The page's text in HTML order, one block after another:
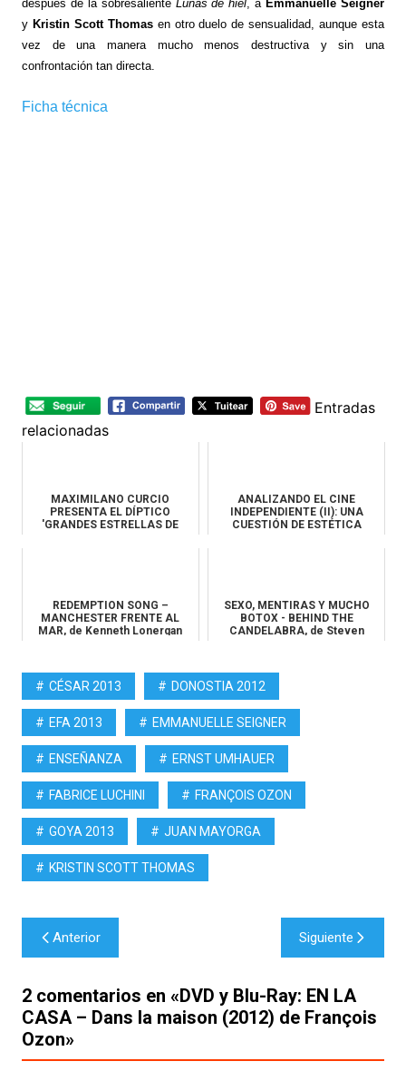
después de la sobresaliente Lunas de hiel , a Emmanuelle Seigner
y Kristin Scott Thomasen otro duelo de sensualidad, aunque esta
vez de una manera mucho menos destructiva y sin una
confrontación tan directa.
Ficha técnica
Entradas
relacionadas
MAXIMILANO CURCIO
PRESENTA EL DÍPTICO
'GRANDES ESTRELLAS DE
ANALIZANDO EL CINE
INDEPENDIENTE (II): UNA
CUESTIÓN DE ESTÉTICA
REDEMPTION SONG –
MANCHESTER FRENTE AL
MAR, de Kenneth Lonergan
SEXO, MENTIRAS Y MUCHO
BOTOX - BEHIND THE
CANDELABRA, de Steven
CÉSAR 2013 DONOSTIA 2012
EFA 2013 EMMANUELLE SEIGNER
ENSEÑANZA ERNST UMHAUER
FABRICE LUCHINI FRANÇOIS OZON
GOYA 2013 JUAN MAYORGA
KRISTIN SCOTT THOMAS
Navegación
de
entradas
Anterior Siguiente
2 comentarios en «DVD y Blu-Ray: EN LA
CASA – Dans la maison (2012) de François
Ozon»